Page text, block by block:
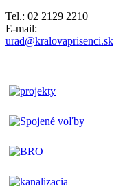
Tel.: 02 2129 2210
E-mail:
urad@kralovaprisenci.sk